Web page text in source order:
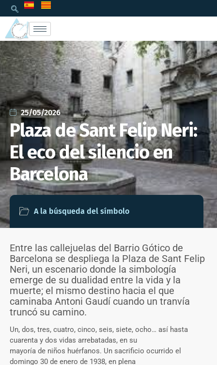
25/05/2026
Plaza de Sant Felip Neri:
El eco del silencio en
Barcelona
A la búsqueda del símbolo
Entre las callejuelas del Barrio Gótico de
Barcelona se despliega la Plaza de Sant Felip
Neri, un escenario donde la simbología
emerge de su dualidad entre la vida y la
muerte; el mismo destino hacia el que
caminaba Antoni Gaudí cuando un tranvía
truncó su camino.
Un, dos, tres, cuatro, cinco, seis, siete, ocho… así hasta
cuarenta y dos vidas arrebatadas, en su
mayoría de niños huérfanos. Un sacrificio ocurrido el
domingo 30 de enero de 1938, en plena